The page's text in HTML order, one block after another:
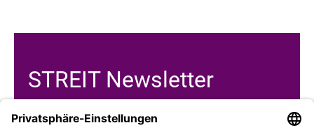
STREIT Newsletter
Neue Produkte, Blogbeiträge, Eventeinladungen und
vieles mehr